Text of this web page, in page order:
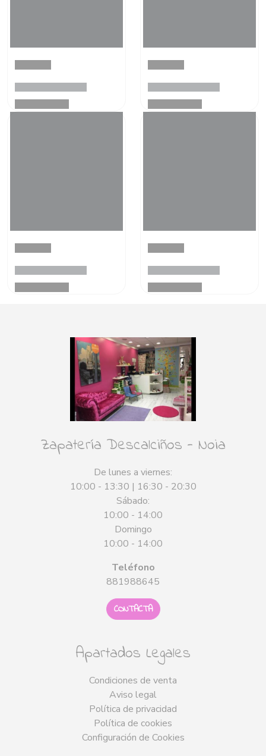
Zapatería Descalciños - Noia
De lunes a viernes:
10:00 - 13:30 | 16:30 - 20:30
Sábado:
10:00 - 14:00
Domingo
10:00 - 14:00
Teléfono
881988645
CONTACTA
Apartados Legales
Condiciones de venta
Aviso legal
Política de privacidad
Política de cookies
Configuración de Cookies